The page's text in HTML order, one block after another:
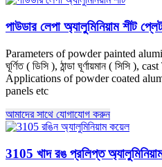
পাউডার লেপা অ্যালুমিনিয়াম শীট
Parameters of powder painted
ঘূর্ণিত ( ডিসি ), ঠান্ডা ঘূর্ণায়মান ( সিসি ), cast
Applications of powder coated
panels etc
আমাদের সাথে যোগাযোগ করুন
3105 খাদ রঙ প্রলিপ্ত